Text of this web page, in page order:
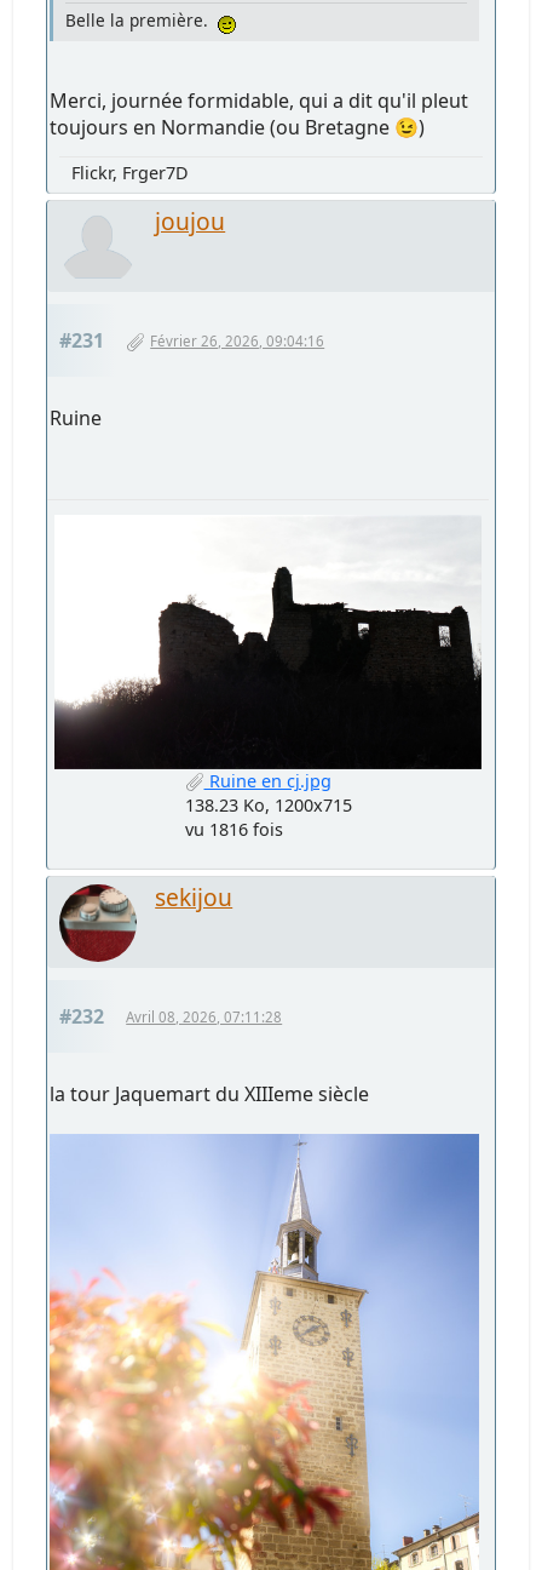
Belle la première.
Merci, journée formidable, qui a dit qu'il pleut
toujours en Normandie (ou Bretagne 😉)
Flickr, Frger7D
joujou
#231 Février 26, 2026, 09:04:16
Ruine
Ruine en cj.jpg
138.23 Ko, 1200x715
vu 1816 fois
sekijou
#232 Avril 08, 2026, 07:11:28
la tour Jaquemart du XIIIeme siècle